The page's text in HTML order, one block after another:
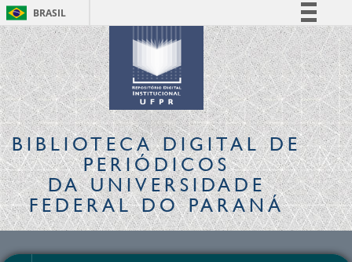
BRASIL
Simplifique!
Comunica BR
Participe
Acesso à informação
Legislação
Canais
BIBLIOTECA DIGITALDE
PERIÓDICOS
DA UNIVERSIDADE
FEDERAL DO PARANÁ